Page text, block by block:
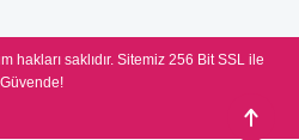
hakları saklıdır. Sitemiz 256 Bit SSL ile
Güvende!